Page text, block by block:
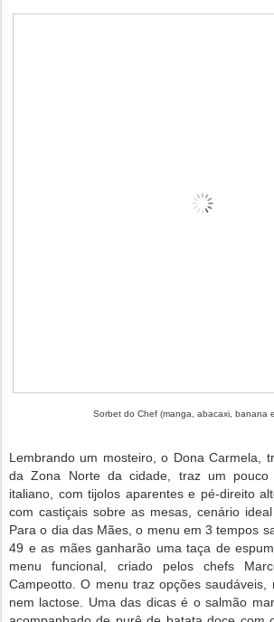
Sorbet do Chef (manga, abacaxi, banana
Lembrando um mosteiro, o Dona Carmela,
da Zona Norte da cidade, traz um pouco
italiano, com tijolos aparentes e pé-direito
com castiçais sobre as mesas, cenário
Para o dia das Mães, o menu em 3 tempos
49 e as mães ganharão uma taça de
menu funcional, criado pelos chefs
Campeotto. O menu traz opções saudáveis,
nem lactose. Uma das dicas é o salmão